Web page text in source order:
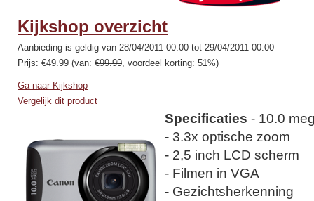
Kijkshop overzicht
Aanbieding is geldig van 28/04/2011 00:00 tot 29/04/2011 00:00
Prijs: €49.99 (van: €99.99, voordeel korting: 51%)
Ga naar Kijkshop
Vergelijk dit product
Specificaties - 10.0
- 3.3x optische zoom
- 2,5 inch LCD scherm
- Filmen in VGA
- Gezichtsherkenning